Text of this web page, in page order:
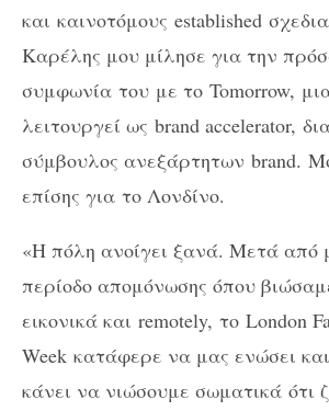
και καινοτόμους established
Καρέλης μου μίλησε για την
συμφωνία του με το Tomorrow,
λειτουργεί ως brand accelerator,
σύμβουλος ανεξάρτητων brand.
επίσης για το Λονδίνο.
«Η πόλη ανοίγει ξανά. Μετά από
περίοδο απομόνωσης όπου
εικονικά και remotely, το London
Week κατάφερε να μας ενώσει
κάνει να νιώσουμε σωματικά ότι